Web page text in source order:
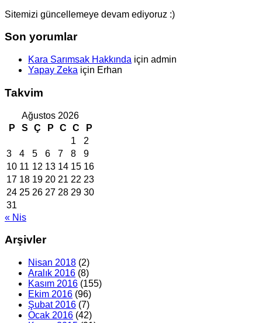
Sitemizi güncellemeye devam ediyoruz :)
Son yorumlar
Kara Sarımsak Hakkında için admin
Yapay Zeka için Erhan
Takvim
Ağustos 2026
P
S Ç P C C
P
1
2
3
4 5 6 7 8
9
10 11 12 13 14 15 16
17 18 19 20 21 22 23
24 25 26 27 28 29 30
31
« Nis
Arşivler
Nisan 2018 (2)
Aralık 2016 (8)
Kasım 2016 (155)
Ekim 2016 (96)
Şubat 2016 (7)
Ocak 2016 (42)